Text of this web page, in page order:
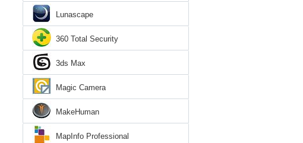
Lunascape
360 Total Security
3ds Max
Magic Camera
MakeHuman
MapInfo Professional